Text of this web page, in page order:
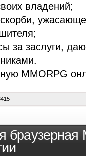
владений;
за заслуги,
MMORPG